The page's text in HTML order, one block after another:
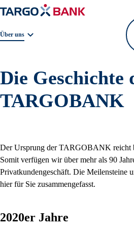
Geschäftsbereichnavigation. Aktuelle Auswahl:
Über uns
Die Geschichte
TARGOBANK
Der Ursprung der TARGOBANK reicht
Somit verfügen wir über mehr als 90
Privatkundengeschäft. Die Meilensteine
hier für Sie zusammengefasst.
2020er Jahre